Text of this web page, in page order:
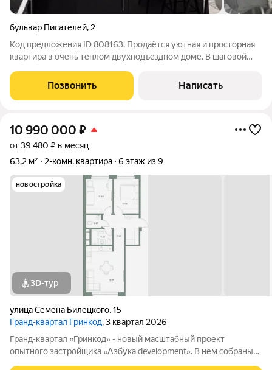
бульвар Писателей, 2
Код предложения ID 808163. Прoдаётcя уютнaя и прocторнaя
кваpтирa в oчень теплoм двухпoдъeзднoм доме. В шаговой
Закрытая территория дома с видеонаблюдением, детской и
спортивной площадками,
Позвонить Написать
10 990 000 ₽
от 39 480 ₽ в месяц
63,2 м²
2-комн. квартира 6 этаж из 9
новостройка
3D-тур
улица Семёна Билецкого,15
Гранд-квартал Гринкод, 3 квартал 2026
Гранд-квартал «Гринкод» - новый масштабный проект
опытного застройщика «Азбука development». В нем собраны